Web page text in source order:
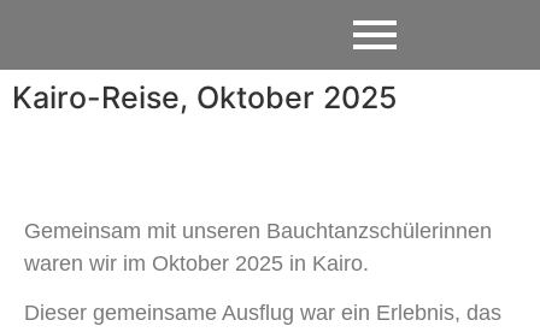
Kairo-Reise, Oktober 2025
Gemeinsam mit unseren Bauchtanzschülerinnen
waren wir im Oktober 2025 in Kairo.
Dieser gemeinsame Ausflug war ein Erlebnis, das